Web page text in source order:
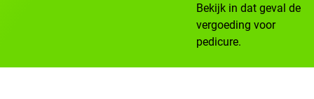
Bekijk in dat geval de
vergoeding voor
pedicure.